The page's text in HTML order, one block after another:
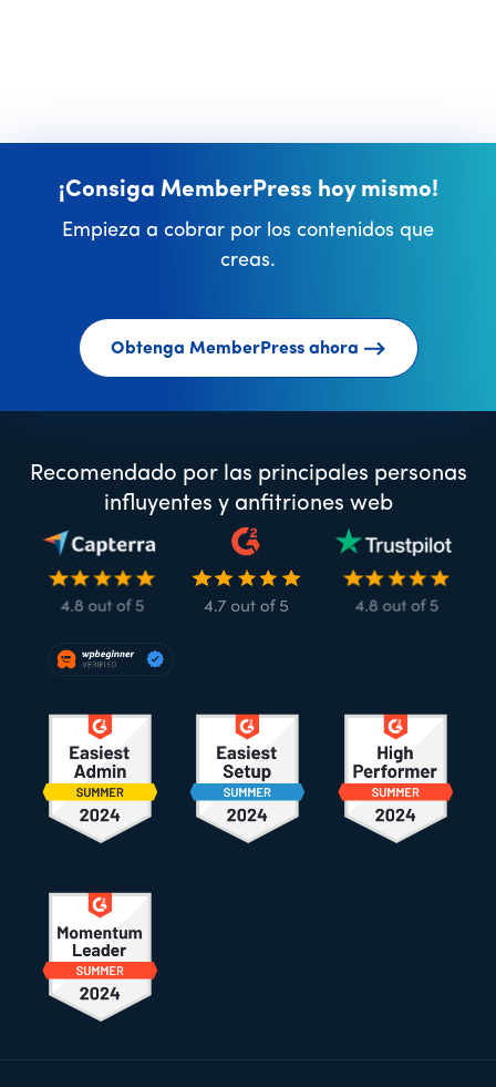
¡Consiga MemberPress hoy mismo!
Empieza a cobrar por los contenidos que
creas.
Obtenga MemberPress ahora
Recomendado por las principales personas
influyentes y anfitriones web